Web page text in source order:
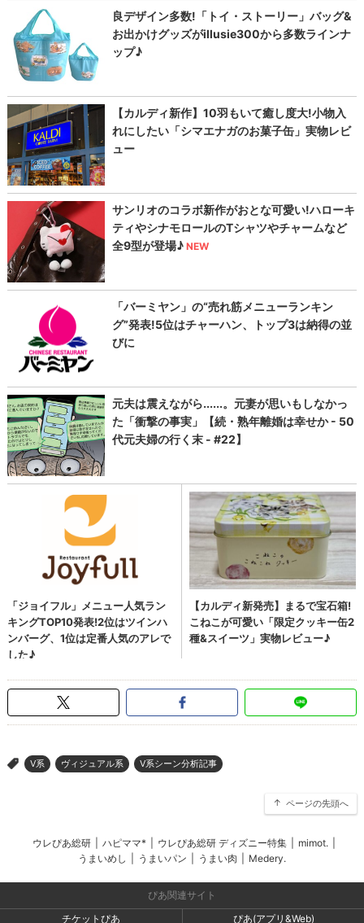
> V系 ヴィジュアル系 V系シーン分析記事
ページの先頭へ
ウレぴあ総研 ハピママ* ウレぴあ総研 ディズニー特集 mimot.
うまいめし
うまいパン うまい肉 Medery.
ぴあ関連サイト
チケットぴあ
ぴあ(アプリ&Web)